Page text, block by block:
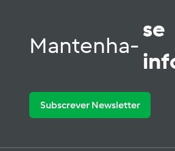
Mantenha-
se
Subscrever Newsletter